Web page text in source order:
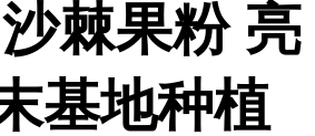
棘果粉 亮
基地种植